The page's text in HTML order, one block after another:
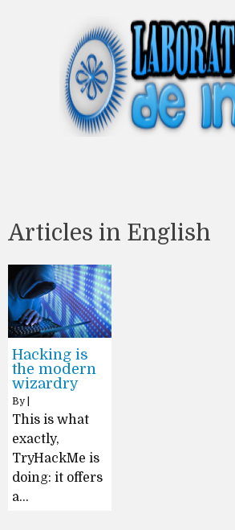
Articles in English
Hacking is
the modern
wizardry
By
This is what
exactly,
TryHackMe is
doing: it offers
a…